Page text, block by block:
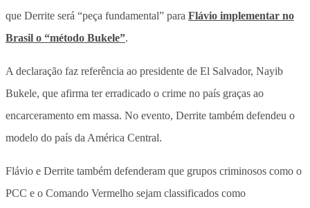
que Derrite será “peça fundamental” para Flávio implementar no
Brasil o “método Bukele”.
A declaração faz referência ao presidente de El Salvador, Nayib
Bukele, que afirma ter erradicado o crime no país graças ao
encarceramento em massa. No evento, Derrite também defendeu o
modelo do país da América Central.
Flávio e Derrite também defenderam que grupos criminosos como o
PCC e o Comando Vermelho sejam classificados como